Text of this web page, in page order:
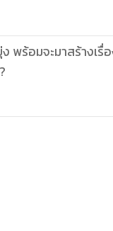
พร้อมจะมาสร้างเ